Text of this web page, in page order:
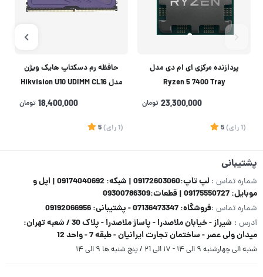
پردازنده مرکزی ای ام دی مدل
Ryzen 5 7400 Tray
23,300,000 تومان
(1 رای)
5
حافظه رم دسکتاپ هایک ویژن
مدل Hikvision U10 UDIMM CL16
DDR4 3200MHz ظرفیت 16 18,400,000 تومان
(1 رای)
5
پشتیبانی
شماره تماس :
لپ تاپ:09172603060 | شبکه: 09174040692 | اپل و
موبایل: 09175550727 | قطعات:09300786309
شماره تماس :فروشگاه: 07136473347 - پشتیبانی: 09192066956
آدرس :
شیراز - خیابان ملاصدرا - پاساژ ملاصدرا - پلاک 30 / شعبه تهران:
میدان ولی عصر - ساختمان تجارت ایرانیان - طبقه 7 - واحد 12
شنبه الی چهارشنبه ۹ الی ۱۴ - ۱۷ الی ۲1 / پنج شنبه ها ۹ الی ۱۴